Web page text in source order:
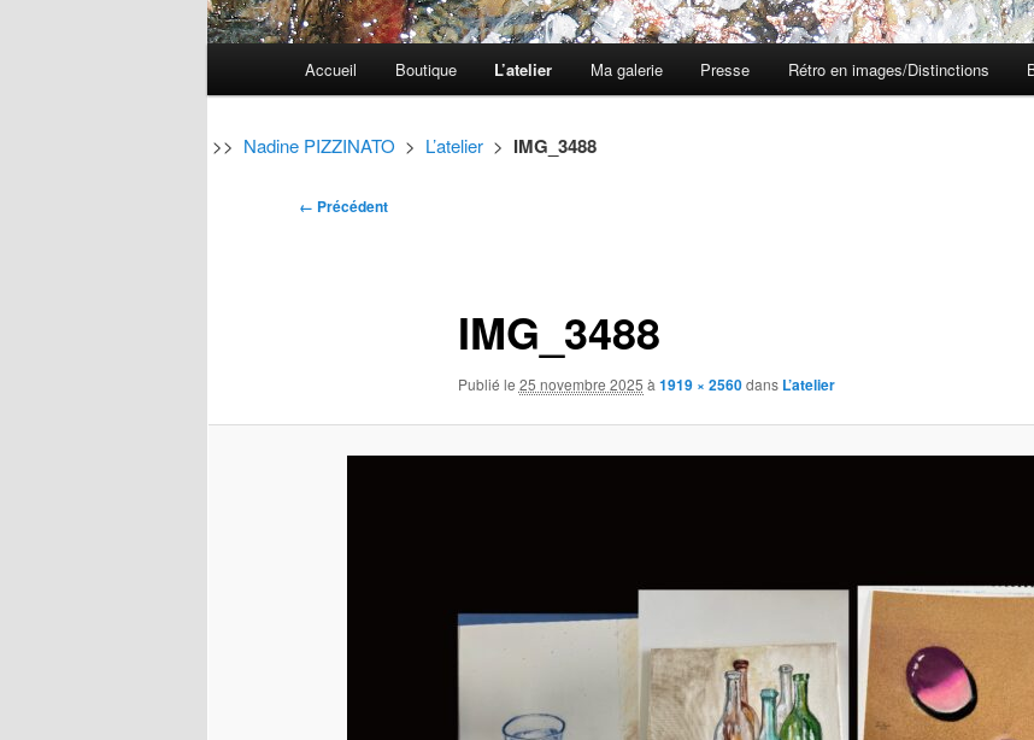
Aller
Aller
Accueil Boutique L’atelier Ma galerie Presse Rétro en images/Distinctions
>> Nadine PIZZINATO > L’atelier > IMG_3488
Navigation
← Précédent
IMG_3488
Publié le 25 novembre 2025 à 1919 × 2560dans L’atelier